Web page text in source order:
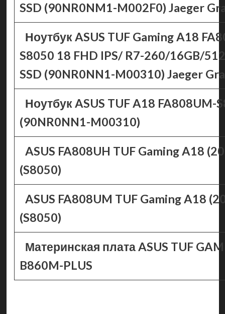
SSD (90NR0NM1-M002F0) Jaeger
Ноутбук ASUS TUF Gaming A18
S8050 18 FHD IPS/ R7-260/16GB/
SSD (90NR0NN1-M00310) Jaeger
Ноутбук ASUS TUF A18 FA808UM-
(90NR0NN1-M00310)
ASUS FA808UH TUF Gaming A18
(S8050)
ASUS FA808UM TUF Gaming A18
(S8050)
Материнская плата ASUS TUF
B860M-PLUS